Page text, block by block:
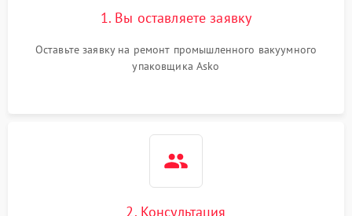
1. Вы оставляете заявку
Оставьте заявку на ремонт промышленного вакуумного
упаковщика Asko
2. Консультация